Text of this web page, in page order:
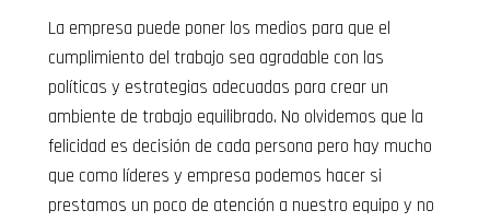
La empresa puede poner los medios para que el
cumplimiento del trabajo sea agradable con las
políticas y estrategias adecuadas para crear un
ambiente de trabajo equilibrado. No olvidemos que la
felicidad es decisión de cada persona pero hay mucho
que como líderes y empresa podemos hacer si
prestamos un poco de atención a nuestro equipo y no